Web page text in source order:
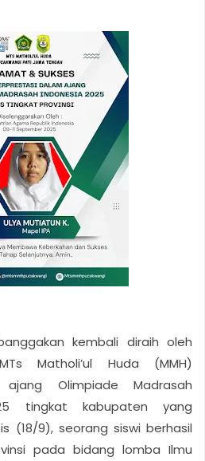
kembali diraih oleh
Matholi’ul Huda (MMH)
ajang Olimpiade Madrasah
tingkat kabupaten yang
(18/9), seorang siswi berhasil
pada bidang lomba Ilmu